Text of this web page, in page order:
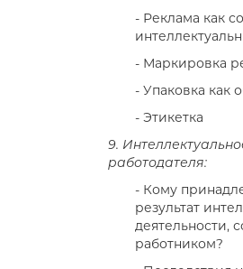
- Реклама как
- Маркировка
- Упаковка как
- Этикетка
9.
работодателя:
- Кому
результат
деятельности,
работником?